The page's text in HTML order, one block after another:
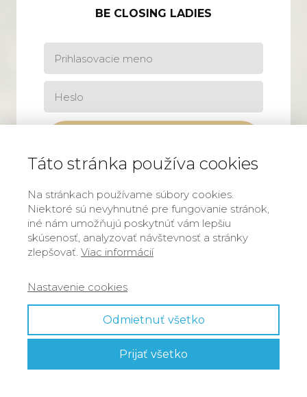
BE CLOSING LADIES
Táto stránka používa cookies
Na stránkach používame súbory cookies.
Niektoré sú nevyhnutné pre fungovanie stránok,
iné nám umožňujú poskytnúť vám lepšiu
skúsenosť, analyzovať návštevnosť a stránky
zlepšovať. Viac informácií
Nastavenie cookies
Odmietnuť všetko
Prijať všetko